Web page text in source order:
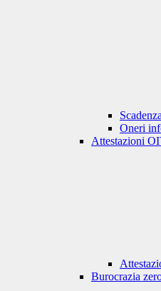
Oneri
Attestazioni
Burocrazia